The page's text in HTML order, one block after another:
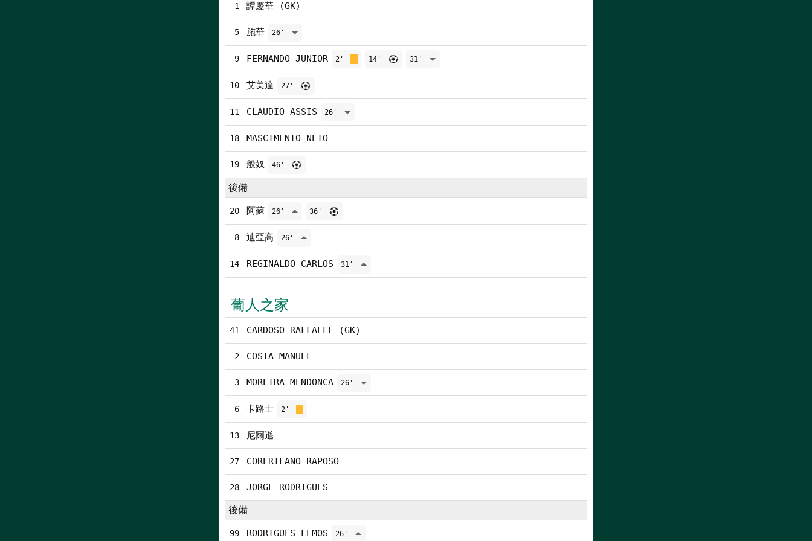
1 譚慶華 (GK)
5 施華 26'
9 FERNANDO JUNIOR 2' 14' 31'
10 艾美達 27'
11 CLAUDIO ASSIS 26'
18 MASCIMENTO NETO
19 般奴 46'
後備
20 阿蘇 26' 36'
8 迪亞高 26'
14 REGINALDO CARLOS 31'
葡人之家
41 CARDOSO RAFFAELE (GK)
2 COSTA MANUEL
3 MOREIRA MENDONCA 26'
6 卡路士 2'
13 尼爾遜
27 CORERILANO RAPOSO
28 JORGE RODRIGUES
後備
99 RODRIGUES LEMOS 26'